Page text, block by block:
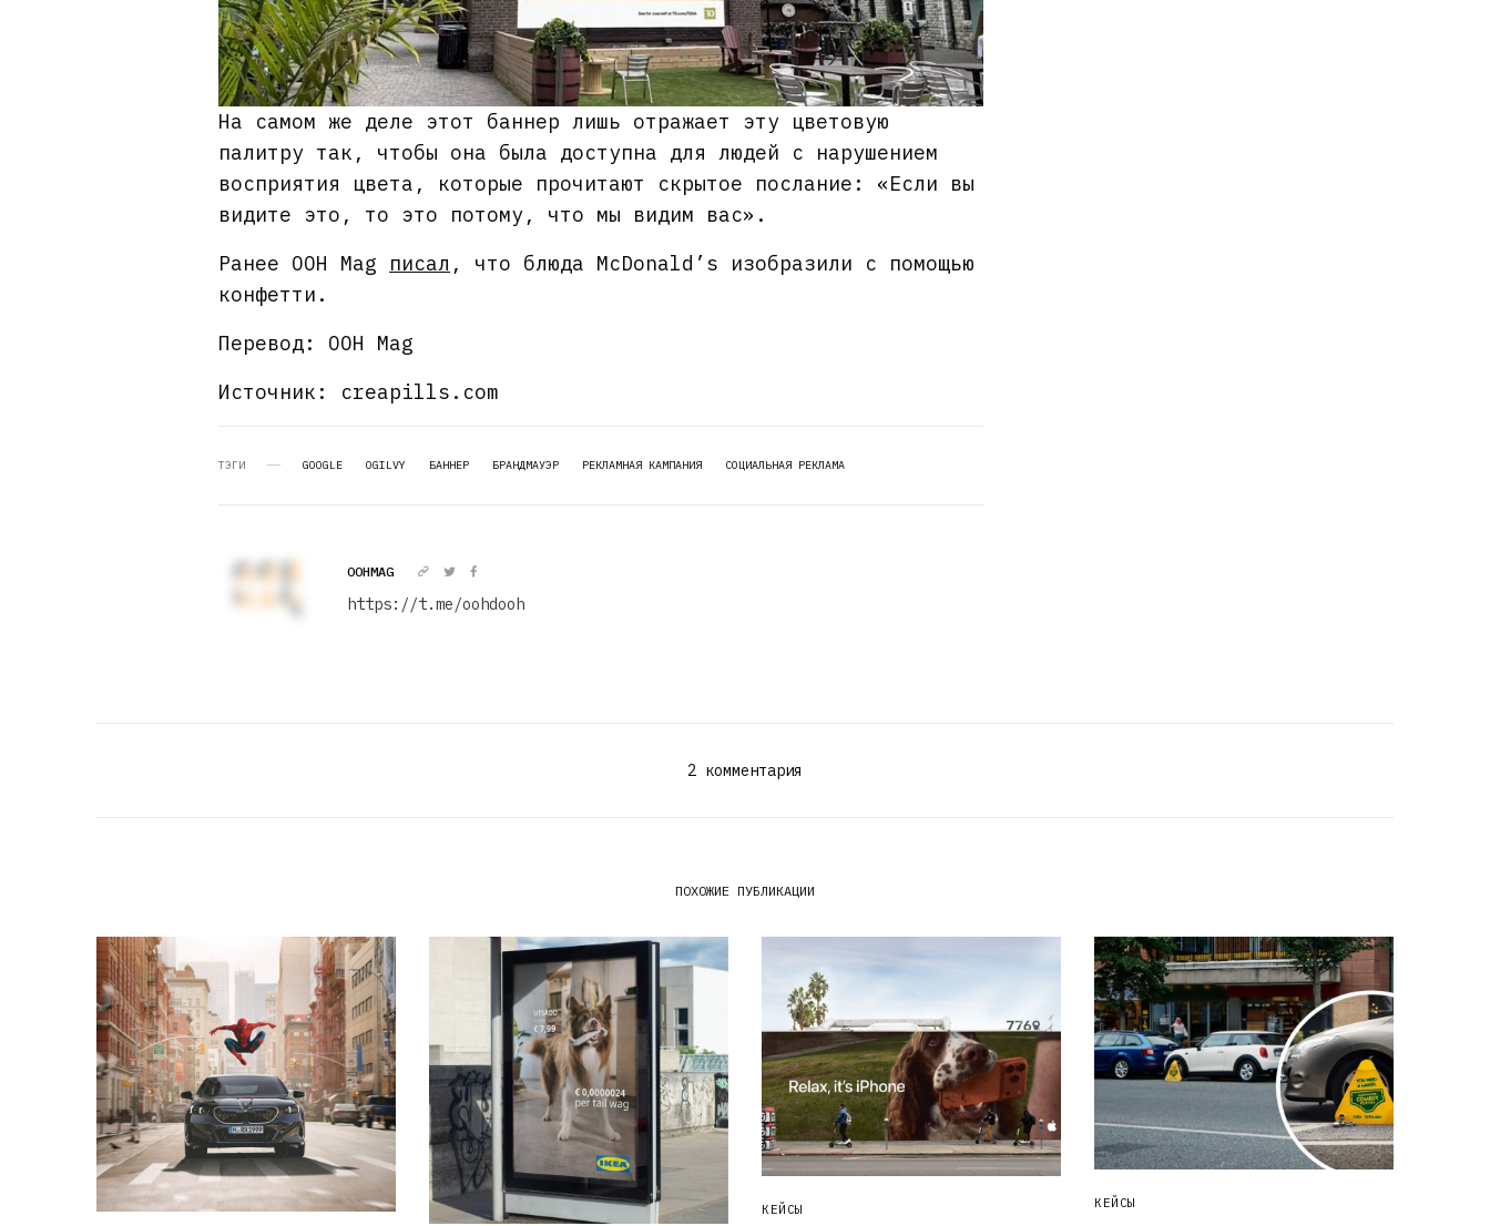
На самом же деле этот баннер лишь отражает эту цветовую
палитру так, чтобы она была доступна для людей с нарушением
восприятия цвета, которые прочитают скрытое послание: «Если вы
видите это, то это потому, что мы видим вас».
Ранее OOH Mag писал , что блюда McDonald’s изобразили с помощью
конфетти.
Перевод: OOH Mag
Источник: creapills.com
ТЭГИ GOOGLE OGILVY БАННЕР БРАНДМАУЭР РЕКЛАМНАЯ КАМПАНИЯ СОЦИАЛЬНАЯ РЕКЛАМА
OOHMAG
https://t.me/oohdooh
2 комментария
ПОХОЖИЕ ПУБЛИКАЦИИ
КЕЙСЫ КЕЙСЫ